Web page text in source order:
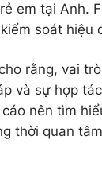
em tại Anh.
soát hiệu
rằng, vai
và sự hợp
nên tìm
thời quan